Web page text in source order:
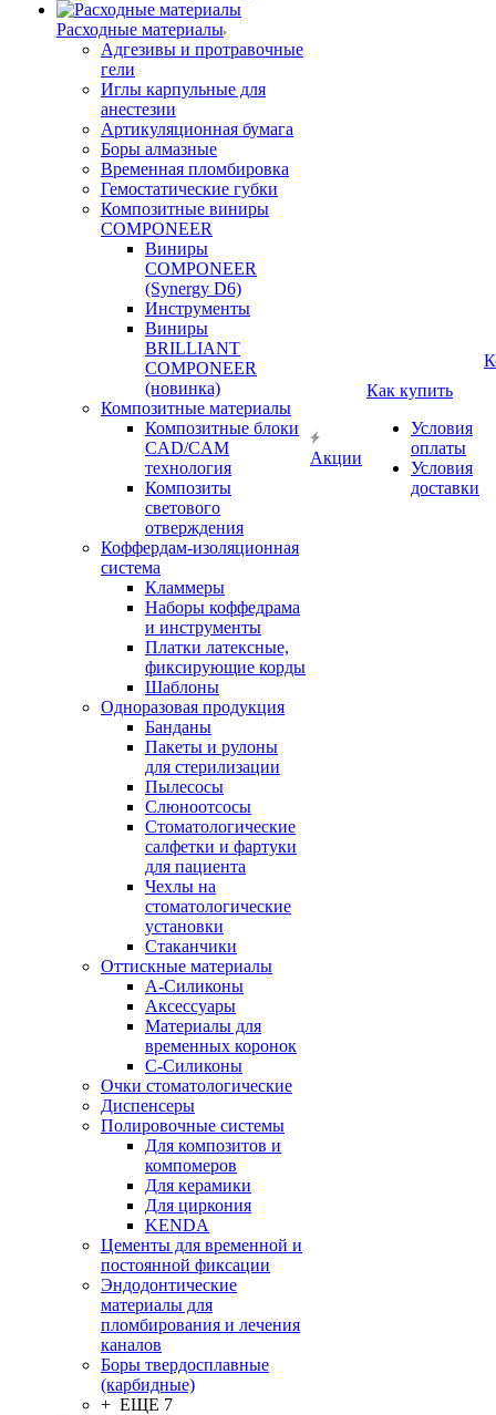
Расходные материалы
Адгезивы и протравочные
гели
Иглы карпульные для
анестезии
Артикуляционная бумага
Боры алмазные
Временная пломбировка
Гемостатические губки
Композитные виниры
COMPONEER
Виниры
COMPONEER
(Synergy D6)
Инструменты
Виниры
BRILLIANT
COMPONEER
(новинка)
Композитные материалы
Композитные блоки
CAD/СAM
технология
Композиты
светового
отверждения
Коффердам-изоляционная
система
Кламмеры
Наборы коффедрама
и инструменты
Платки латексные,
фиксирующие корды
Шаблоны
Одноразовая продукция
Банданы
Пакеты и рулоны
для стерилизации
Пылесосы
Слюноотсосы
Стоматологические
салфетки и фартуки
для пациента
Чехлы на
стоматологические
установки
Стаканчики
Оттискные материалы
А-Силиконы
Аксессуары
Материалы для
временных коронок
С-Силиконы
Очки стоматологические
Диспенсеры
Полировочные системы
Для композитов и
компомеров
Для керамики
Для циркония
KENDA
Цементы для временной и
постоянной фиксации
Эндодонтические
материалы для
пломбирования и лечения
каналов
Боры твердосплавные
(карбидные)
+ ЕЩЕ 7
Акции
Как купить
Условия
оплаты
Условия
доставки